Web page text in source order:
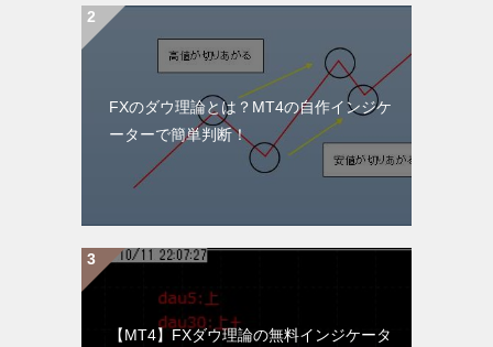
FXのダウ理論とは？MT4の自作インジケ
ーターで簡単判断！
【MT4】FXダウ理論の無料インジケータ